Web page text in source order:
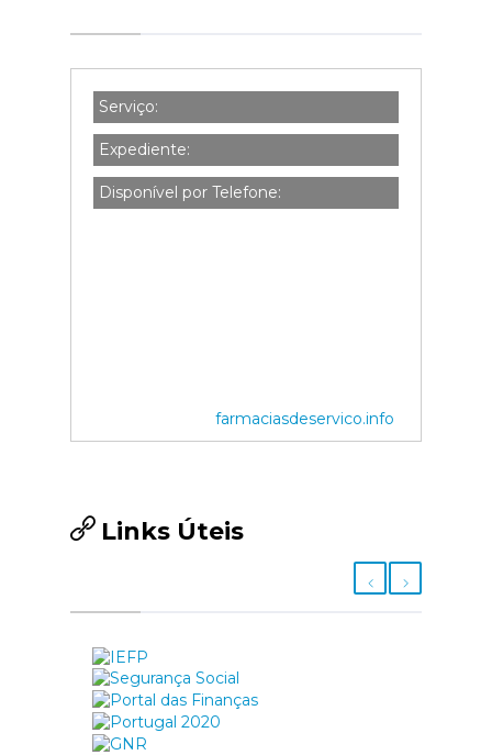
Serviço:
Expediente:
Disponível por Telefone:
farmaciasdeservico.info
Links Úteis